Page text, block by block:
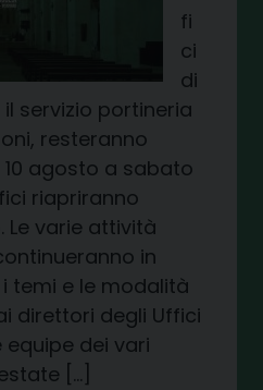
fi
ci
di
servizio portineria
resteranno
agosto a sabato
riapriranno
Le varie attività
in
temi e le modalità
direttori degli Uffici
dei vari
[…]